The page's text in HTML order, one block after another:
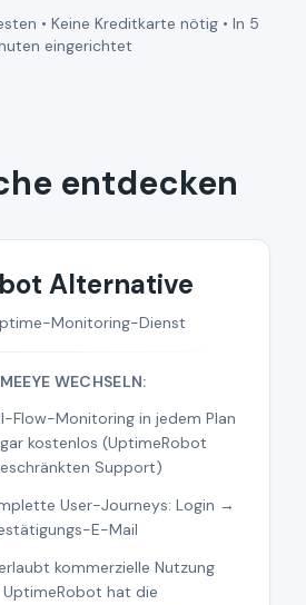
• Keine Kreditkarte nötig • In 5
eingerichtet
entdecken
Alternative
Monitoring-Dienst
WECHSELN:
Flow-Monitoring in jedem Plan
kostenlos (UptimeRobot
Support)
User-Journeys: Login →
E-Mail
kommerzielle Nutzung
hat die